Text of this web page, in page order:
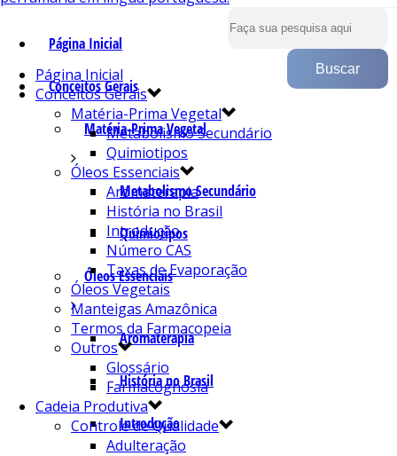
Página Inicial
Conceitos Gerais
Matéria-Prima Vegetal
Metabolismo Secundário
Quimiotipos
Óleos Essenciais
Aromaterapia
História no Brasil
Introdução
Página Inicial
Conceitos Gerais
Matéria-Prima Vegetal
Metabolismo Secundário
Quimiotipos
Óleos Essenciais
Aromaterapia
História no Brasil
Introdução
Número CAS
Taxas de Evaporação
Óleos Vegetais
Manteigas Amazônica
Termos da Farmacopeia
Outros
Glossário
Farmacognosia
Cadeia Produtiva
Controle de Qualidade
Adulteração